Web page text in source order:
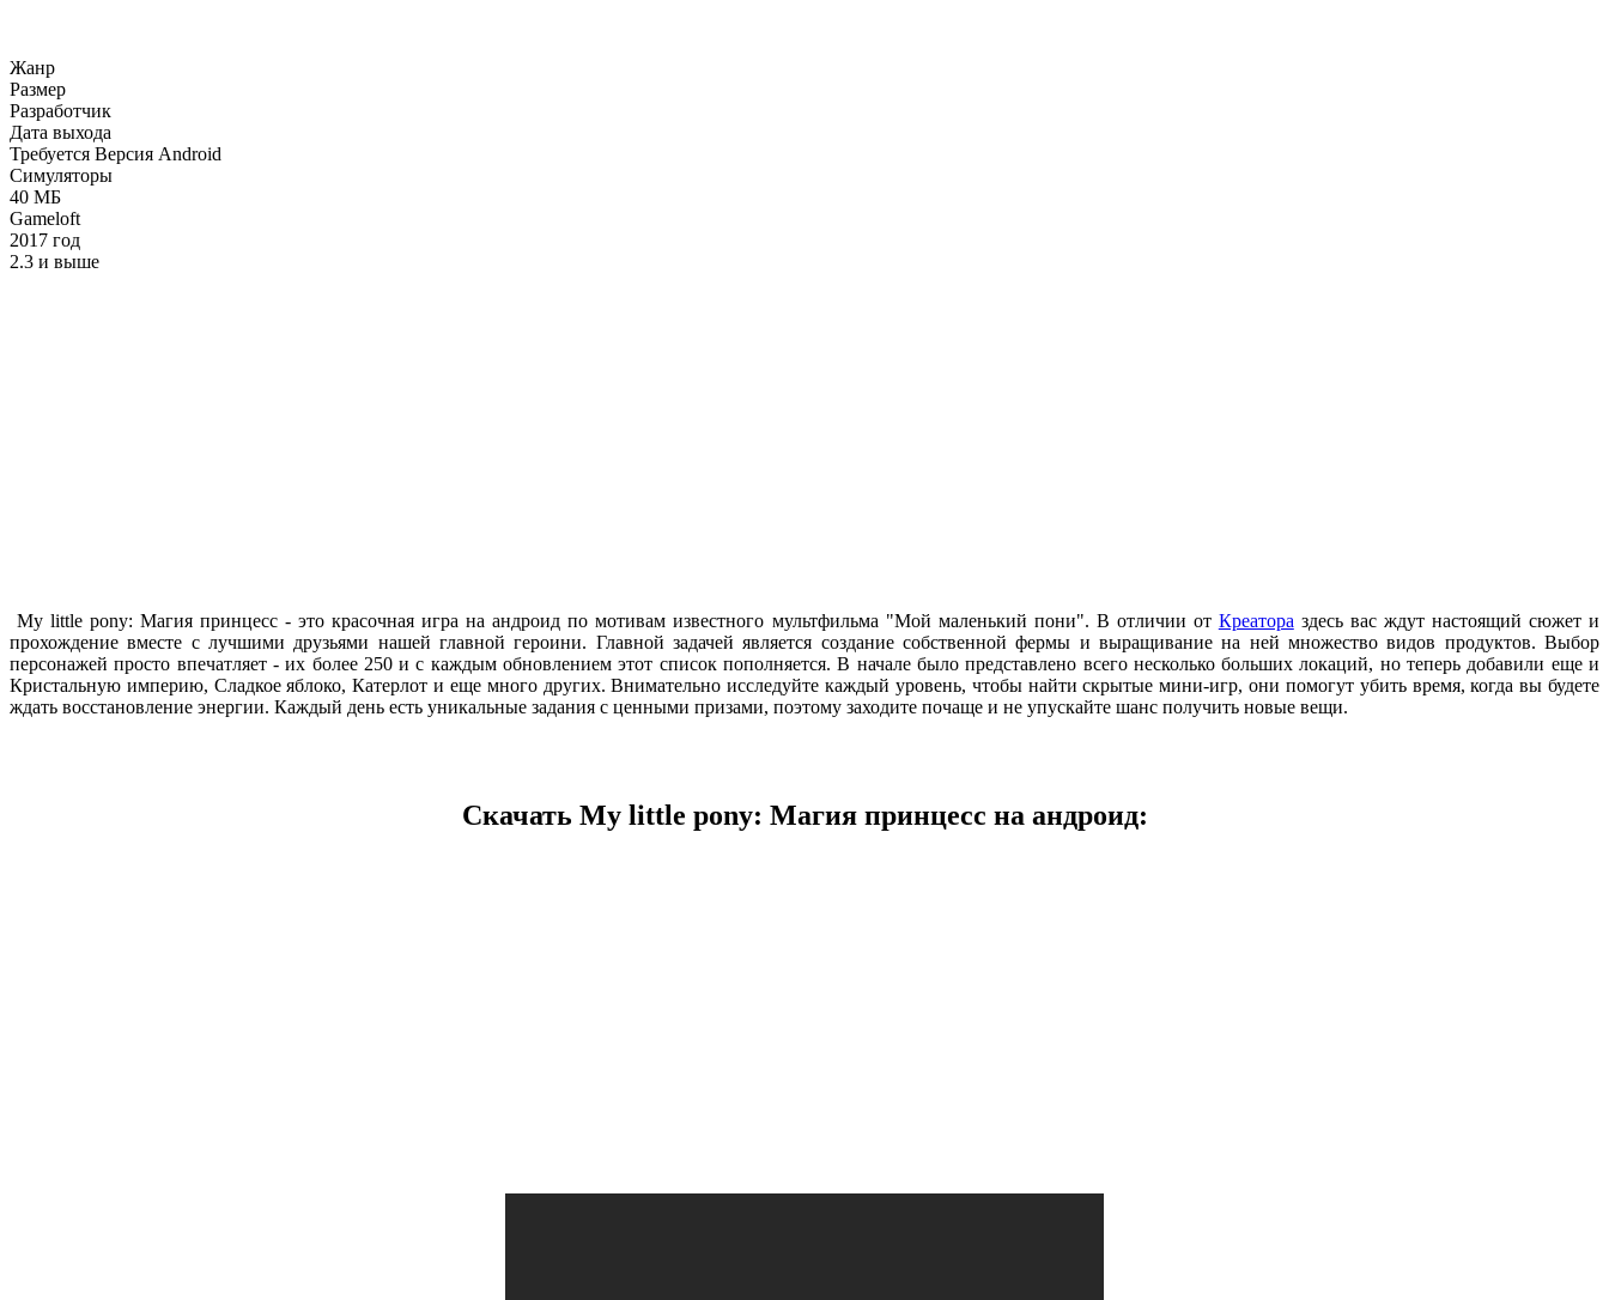
Жанр
Размер
Разработчик
Дата выхода
Требуется Версия Android
Симуляторы
40 МБ
Gameloft
2017 год
2.3 и выше
My little pony: Магия принцесс - это красочная игра на андроид по мотивам известного мультфильма "Мой маленький пони". В отличии от Креатора здесь вас ждут настоящий сюжет и
прохождение вместе с лучшими друзьями нашей главной героини. Главной задачей является создание собственной фермы и выращивание на ней множество видов продуктов. Выбор
персонажей просто впечатляет - их более 250 и с каждым обновлением этот список пополняется. В начале было представлено всего несколько больших локаций, но теперь добавили еще и
Кристальную империю, Сладкое яблоко, Катерлот и еще много других. Внимательно исследуйте каждый уровень, чтобы найти скрытые мини-игр, они помогут убить время, когда вы будете
ждать восстановление энергии. Каждый день есть уникальные задания с ценными призами, поэтому заходите почаще и не упускайте шанс получить новые вещи.
Скачать My little pony: Магия принцесс на андроид: